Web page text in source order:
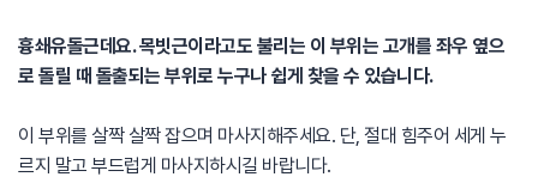
흉쇄유돌근데요. 목빗근이라고도 불리는 이 부위는 고개를 좌우 옆으
로 돌릴 때 돌출되는 부위로 누구나 쉽게 찾을 수 있습니다.
이 부위를 살짝 살짝 잡으며 마사지해주세요. 단, 절대 힘주어 세게 누
르지 말고 부드럽게 마사지하시길 바랍니다.